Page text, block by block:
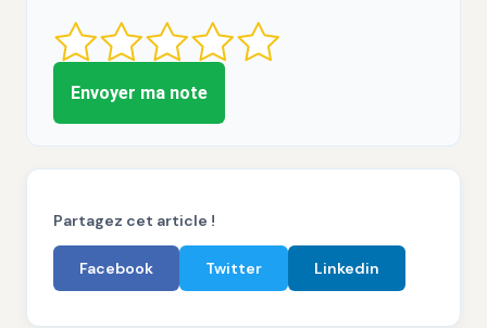
Envoyer ma note
Partagez cet article !
Facebook Twitter Linkedin